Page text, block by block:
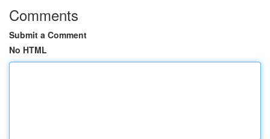
Comments
Submit a Comment
No HTML